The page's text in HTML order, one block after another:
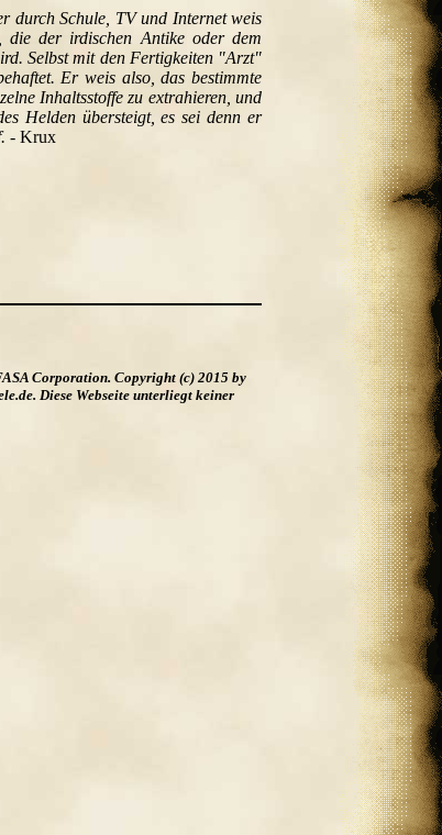
durch Schule, TV und Internet weis
die der irdischen Antike oder dem
Selbst mit den Fertigkeiten "Arzt"
Er weis also, das bestimmte
Inhaltsstoffe zu extrahieren, und
Helden übersteigt, es sei denn er
- Krux
Corporation. Copyright (c) 2015 by
Diese Webseite unterliegt keiner